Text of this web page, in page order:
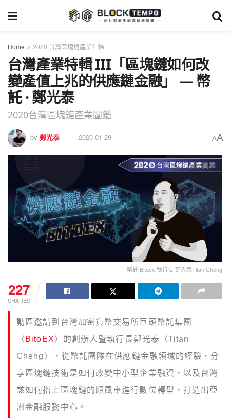
Home 2020 台灣區塊鏈產業年鑑
台灣產業特輯 III「區塊鏈如何改
變產值上兆的供應鏈金融」 — 幣
託 · 鄭光泰
2020台灣區塊鏈產業圖鑑
by 鄭光泰 2020-01-29 AA
幣託 Bitoex 執行長 鄭光泰Titan Cheng
227
SHARES
動區邀請到台灣加密貨幣交易所巨頭幣託集團
（ BitoEX）的創辦人暨執行長鄭光泰（Titan
Cheng），從幣託團隊在供應鏈金融領域的經驗，分
享區塊鏈技術是如何改變中小型企業融資，以及台灣
該如何搭上區塊鏈的順風車進行數位轉型，打造出亞
洲金融服務中心。